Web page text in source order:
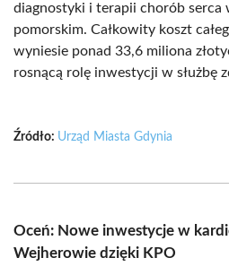
diagnostyki i terapii chorób serca
pomorskim. Całkowity koszt
wyniesie ponad 33,6 miliona
rosnącą rolę inwestycji w służbę
Źródło: Urząd Miasta Gdynia
Oceń: Nowe inwestycje w
Wejherowie dzięki KPO